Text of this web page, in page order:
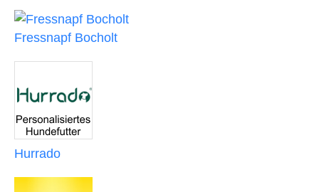
Fressnapf Bocholt
Hurrado